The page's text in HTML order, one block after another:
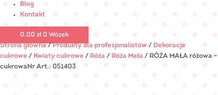
Blog
Kontakt
0.00 zł 0 Wózek
Strona główna / Produkty dla profesjonalistów / Dekoracje
cukrowe / Kwiaty cukrowe / Róża / Róża Mała / RÓŻA MAŁA różowa –
cukrowaNr Art.: 051403